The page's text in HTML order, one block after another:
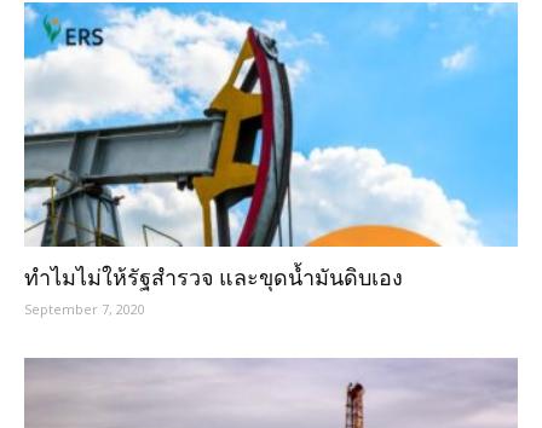
ทำไมไม่ให้รัฐสำรวจ และขุดน้ำมันดิบเอง
September 7, 2020